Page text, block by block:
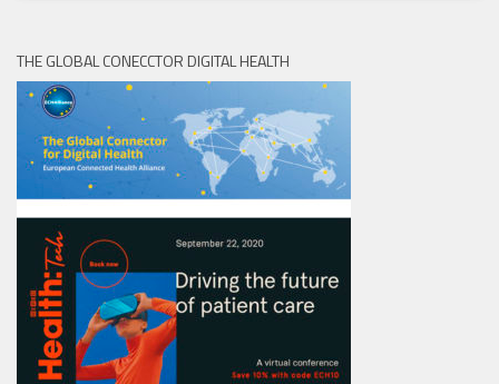
THE GLOBAL CONECCTOR DIGITAL HEALTH